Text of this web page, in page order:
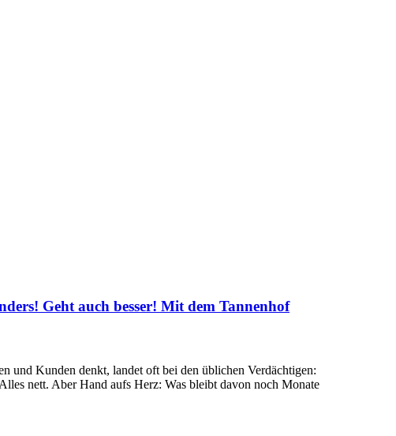
Geht auch besser! Mit dem Tannenhof
und Kunden denkt, landet oft bei den üblichen Verdächtigen:
nett. Aber Hand aufs Herz: Was bleibt davon noch Monate